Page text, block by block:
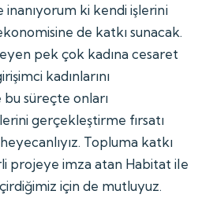
ki kendi işlerini
de katkı sunacak.
pek çok kadına cesaret
kadınlarını
süreçte onları
gerçekleştirme fırsatı
Topluma katkı
projeye imza atan Habitat ile
için de mutluyuz.